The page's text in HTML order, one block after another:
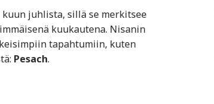
juhlista, sillä se merkitsee
kuukautena. Nisanin
tapahtumiin, kuten
Pesach.